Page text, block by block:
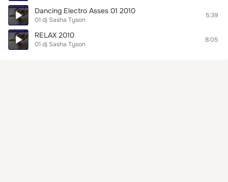
Dancing Electro Asses 01 2010
01 dj Sasha Tyson
5:39
RELAX 2010
01 dj Sasha Tyson
8:05